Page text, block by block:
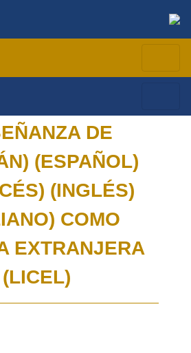
DE
(ESPAÑOL)
(INGLÉS)
COMO
EXTRANJERA
(LICEL)